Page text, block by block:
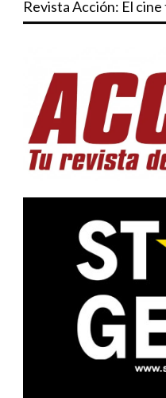
Revista Acción: El